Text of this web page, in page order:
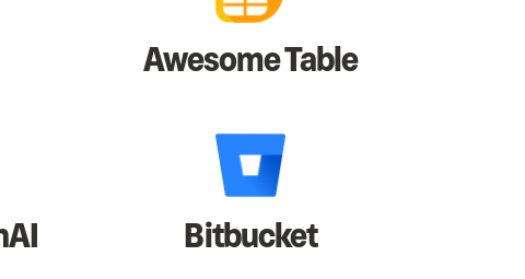
Awesome Table
Bitbucket